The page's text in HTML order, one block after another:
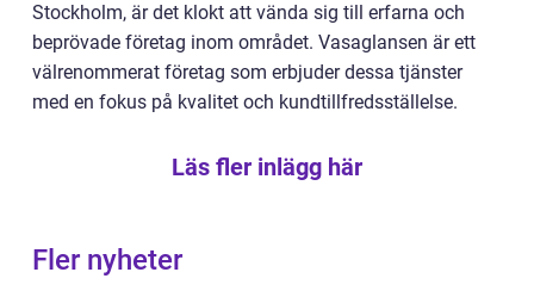
Stockholm, är det klokt att vända sig till erfarna och
beprövade företag inom området. Vasaglansen är ett
välrenommerat företag som erbjuder dessa tjänster
med en fokus på kvalitet och kundtillfredsställelse.
Läs fler inlägg här
Fler nyheter